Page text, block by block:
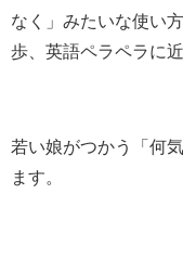
なく」みたいな使い
歩、英語ペラペラに近
若い娘がつかう 「何
ます。